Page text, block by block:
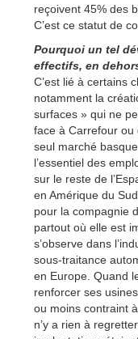
reçoivent 45% des
C’est ce statut de
Pourquoi un tel
effectifs, en
C’est lié à certains
notamment la
surfaces » qui ne
face à Carrefour ou
seul marché
l’essentiel des
sur le reste de
en Amérique du
pour la compagnie
partout où elle est
s’observe dans
sous-traitance
en Europe. Quand
renforcer ses
ou moins contraint
n’y a rien à